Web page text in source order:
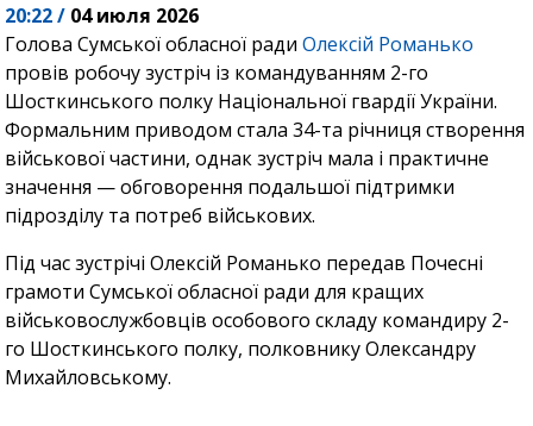
20:22 / 04 июля 2026
Голова Сумської обласної радиОлексій Романько
провів робочу зустріч із командуванням 2-го
Шосткинського полку Національної гвардії України.
Формальним приводом стала 34-та річниця створення
військової частини, однак зустріч мала і практичне
значення — обговорення подальшої підтримки
підрозділу та потреб військових.
Під час зустрічі Олексій Романько передав Почесні
грамоти Сумської обласної ради для кращих
військовослужбовців особового складу командиру 2-
го Шосткинського полку, полковнику Олександру
Михайловському.